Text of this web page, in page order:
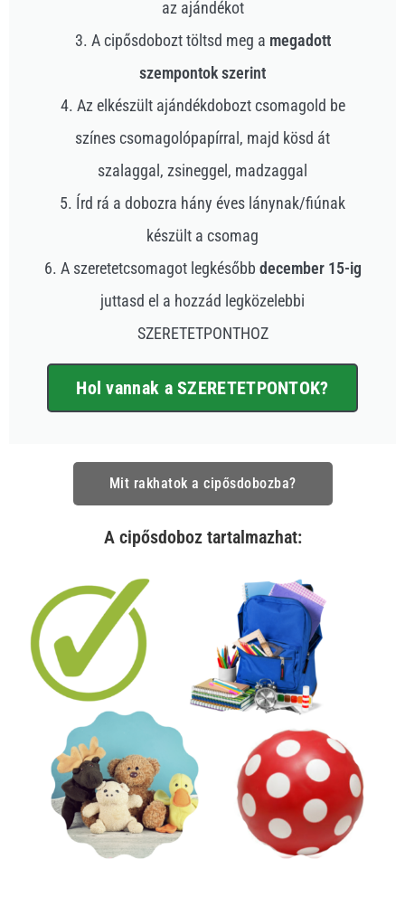
az ajándékot
3. A cipősdobozt töltsd meg a megadott
szempontok szerint
4. Az elkészült ajándékdobozt csomagold be
színes csomagolópapírral, majd kösd át
szalaggal, zsineggel, madzaggal
5. Írd rá a dobozra hány éves lánynak/fiúnak
készült a csomag
6. A szeretetcsomagot legkésőbb december 15-ig
juttasd el a hozzád legközelebbi
SZERETETPONTHOZ
Hol vannak a SZERETETPONTOK?
Mit rakhatok a cipősdobozba?
A cipősdoboz tartalmazhat: